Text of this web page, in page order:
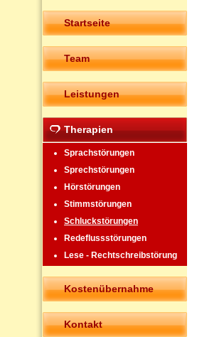
Startseite
Team
Leistungen
Therapien
Sprachstörungen
Sprechstörungen
Hörstörungen
Stimmstörungen
Schluckstörungen
Redeflussstörungen
Lese - Rechtschreibstörung
Kostenübernahme
Kontakt